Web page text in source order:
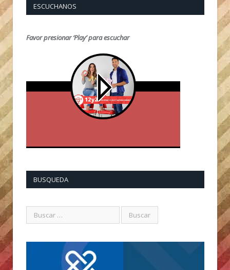
ESCUCHANOS
Favor presionar ‘Play’ para escuchar
BUSQUEDA